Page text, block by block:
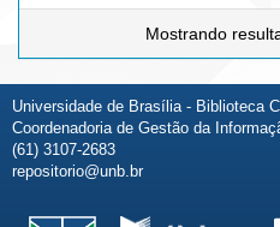
Mostrando
Universidade de Brasília - Biblioteca
Coordenadoria de Gestão da
(61) 3107-2683
repositorio@unb.br